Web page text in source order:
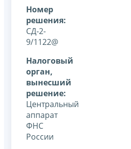
Номер
решения:
СД-2-
9/1122@
Налоговый
орган,
вынесший
решение:
Центральный
аппарат
ФНС
России